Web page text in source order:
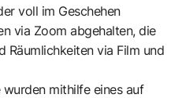
voll im Geschehen
via Zoom abgehalten, die
Räumlichkeiten via Film und
mithilfe eines auf